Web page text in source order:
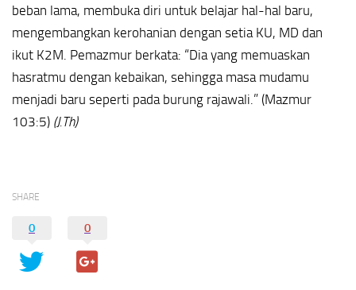
beban lama, membuka diri untuk belajar hal-hal baru,
mengembangkan kerohanian dengan setia KU, MD dan
ikut K2M. Pemazmur berkata: “Dia yang memuaskan
hasratmu dengan kebaikan, sehingga masa mudamu
menjadi baru seperti pada burung rajawali.” (Mazmur
103:5) (J.Th)
SHARE
0 0